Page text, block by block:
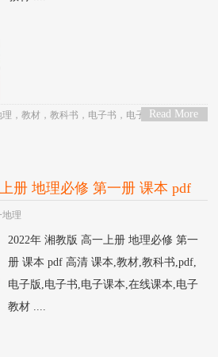
Read More
理 ，教材 ，教科书 ， 电子书 ， 电子教材， 电子
册 地理必修 第一册 课本 pdf
地理
2022年 湘教版 高一上册 地理必修 第一
册 课本 pdf 高清 课本,教材,教科书,pdf,
电子版,电子书,电子课本,在线课本,电子
教材 ....